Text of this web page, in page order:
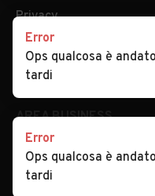
Privacy
Impostazioni Privacy
Security
AREA BUSINESS
Registrazione
concessionario
Error
Ops qualcosa è
tardi
Error
Ops qualcosa è
tardi